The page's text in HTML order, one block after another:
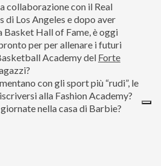
collaborazione con il Real
Los Angeles e dopo aver
Hall of Fame, è oggi
per per allenare i futuri
Academy del Forte
con gli sport più “rudi”, le
alla Fashion Academy?
nella casa di Barbie?